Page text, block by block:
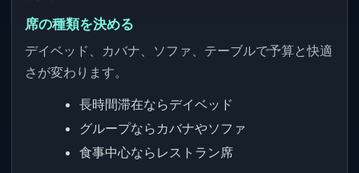
席の種類を決める
デイベッド、カバナ、ソファ、テーブルで予算と快適
さが変わります。
長時間滞在ならデイベッド
グループならカバナやソファ
食事中心ならレストラン席